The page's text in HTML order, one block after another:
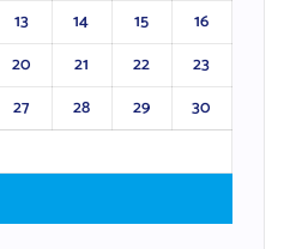
13 14 15
16
20 21 22
23
27 28 29
30